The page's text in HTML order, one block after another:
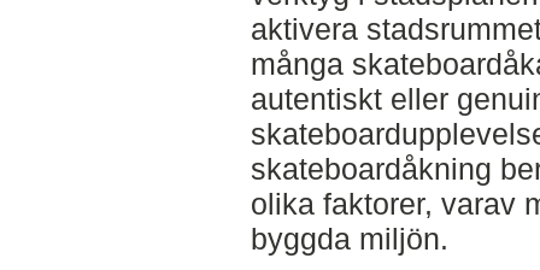
aktivera
många
autentiskt eller
skateboardåkning
olika faktorer, varav
byggda miljön.